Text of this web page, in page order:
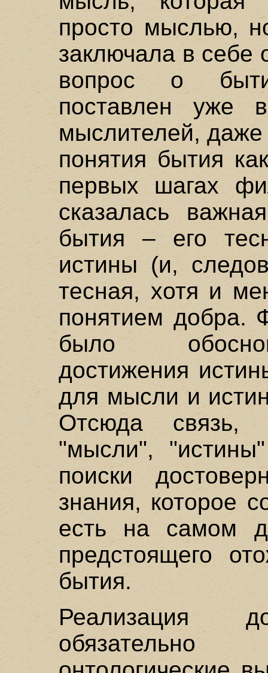
просто мыслью,
заключала в себе
вопрос о
поставлен уже
мыслителей,
понятия бытия
первых шагах
сказалась
бытия – его
истины (и,
тесная, хотя и
понятием добра.
было
достижения
для мысли и
Отсюда связь,
"мысли",
поиски
знания, которое
есть на самом
предстоящего
бытия.
Реализация